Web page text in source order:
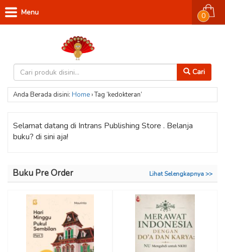
Cari
0
Menu
Anda Berada disini: Home›Tag ‘kedokteran’
Selamat datang di Intrans Publishing Store . Belanja
buku? di sini aja!
Buku Pre Order Lihat Selengkapnya >>